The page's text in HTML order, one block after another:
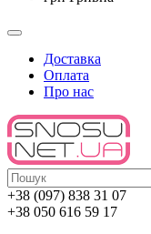
Доставка
Оплата
Про нас
+38 (097) 838 31 07
+38 050 616 59 17